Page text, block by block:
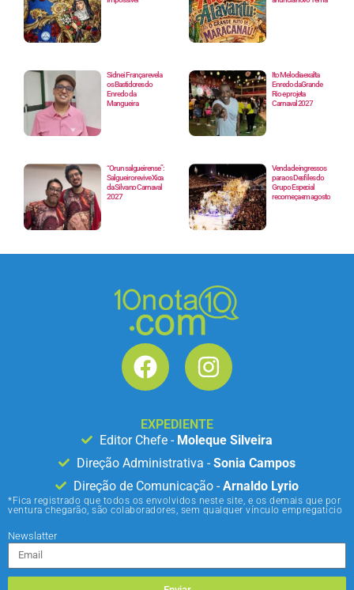
Sidnei França revela
os Bastidores do
Enredo da
Mangueira
Ito Melodia exalta
Enredo da Grande
Rio e projeta
Carnaval 2027
“Orun salgueirense”:
Salgueiro revive Xica
da Silva no Carnaval
2027
Venda de ingressos
para os Desfiles do
Grupo Especial
recomeça em agosto
EXPEDIENTE
Editor Chefe - Moleque Silveira
Direção Administrativa -Sonia Campos
Direção de Comunicação -Arnaldo Lyrio
*Fica registrado que todos os envolvidos neste site, e os demais que por
ventura chegarão, são colaboradores, sem qualquer vínculo empregatício
Newslatter